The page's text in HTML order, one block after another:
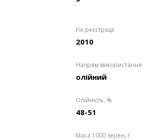
Рік реєстрації
2010
Напрям використання
олійний
Олійність, %
48-51
Маса 1000 зерен, г